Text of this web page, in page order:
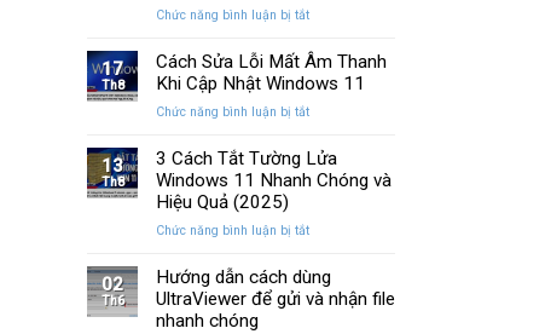
Trên
Giúp
Đoán
Ổ
Trước
Khi
Muộn
Chức năng bình luận bị tắtở
Xóa
Hình
Giác
Màu
Windows
17
Th8
Cách Sửa Lỗi Mất Âm Thanh
Khi Cập Nhật Windows 11
Chức năng bình luận bị tắtở
Sửa
Lỗi
Thanh
Cập
Nhật
13
Th8
3 Cách Tắt Tường Lửa
Windows 11 Nhanh Chóng và
Hiệu Quả (2025)
Chức năng bình luận bị tắtở
Cách
Tắt
02
Th6
Hướng dẫn cách dùng
UltraViewer để gửi và nhận file
nhanh chóng